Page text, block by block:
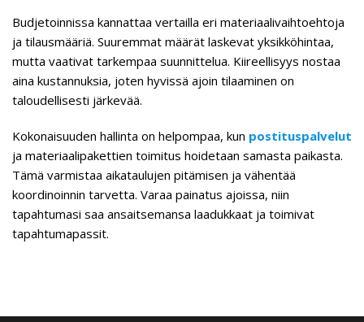
Budjetoinnissa kannattaa vertailla eri materiaalivaihtoehtoja
ja tilausmääriä. Suuremmat määrät laskevat yksikköhintaa,
mutta vaativat tarkempaa suunnittelua. Kiireellisyys nostaa
aina kustannuksia, joten hyvissä ajoin tilaaminen on
taloudellisesti järkevää.
Kokonaisuuden hallinta on helpompaa, kun postituspalvelut
ja materiaalipakettien toimitus hoidetaan samasta paikasta.
Tämä varmistaa aikataulujen pitämisen ja vähentää
koordinoinnin tarvetta. Varaa painatus ajoissa, niin
tapahtumasi saa ansaitsemansa laadukkaat ja toimivat
tapahtumapassit.